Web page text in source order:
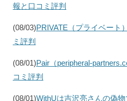
報と口コミ評判
(08/03)PRIVATE（プライベート
ミ評判
(08/01)Pair（peripheral-
コミ評判
(08/01)WithUは吉沢亮さんの偽